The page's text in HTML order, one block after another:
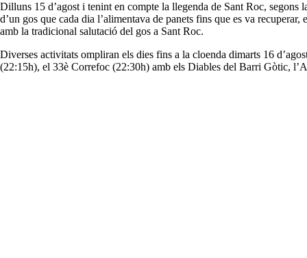
Dilluns 15 d’agost i tenint en compte la llegenda de Sant Roc, segons
d’un gos que cada dia l’alimentava de panets fins que es va
amb la tradicional salutació del gos a Sant Roc.
Diverses activitats ompliran els dies fins a la cloenda dimarts 16
(22:15h), el 33è Correfoc (22:30h) amb els Diables del Barri Gòtic,